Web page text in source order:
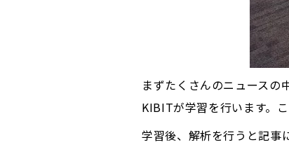
まずたくさんのニュースの
KIBITが学習を行います。
学習後、解析を行うと記事